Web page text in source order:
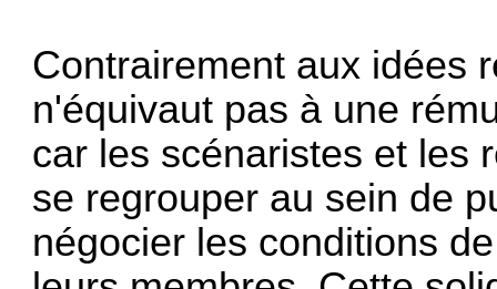
Contrairement aux idées
n'équivaut pas à une
car les scénaristes et les
se regrouper au sein de
négocier les conditions